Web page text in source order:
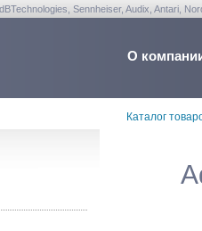
Sennheiser, Audix, Antari,
О
Каталог